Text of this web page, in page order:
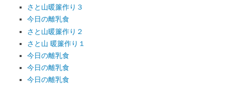
さと山暖簾作り３
今日の離乳食
さと山暖簾作り２
さと山 暖簾作り１
今日の離乳食
今日の離乳食
今日の離乳食